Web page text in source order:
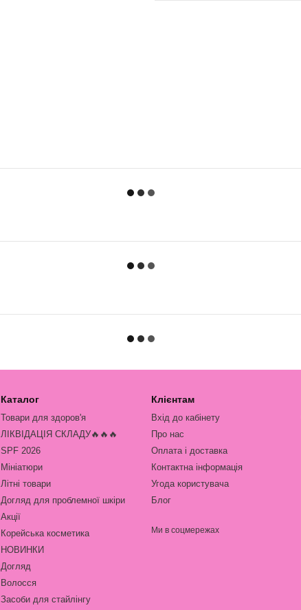
Каталог
Товари для здоров'я
ЛІКВІДАЦІЯ СКЛАДУ🔥🔥🔥
SPF 2026
Мініатюри
Літні товари
Догляд для проблемної шкіри
Акції
Корейська косметика
НОВИНКИ
Догляд
Волосся
Засоби для стайлінгу
Клієнтам
Вхід до кабінету
Про нас
Оплата і доставка
Контактна інформація
Угода користувача
Блог
Ми в соцмережах